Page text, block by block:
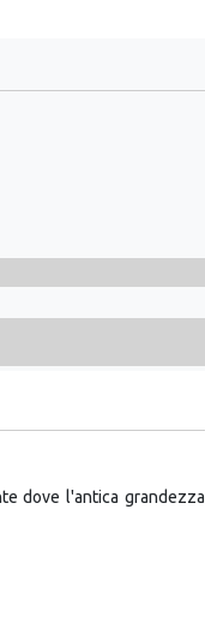
dove l'antica grandezza